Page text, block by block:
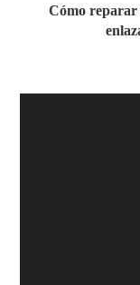
Cómo reparar